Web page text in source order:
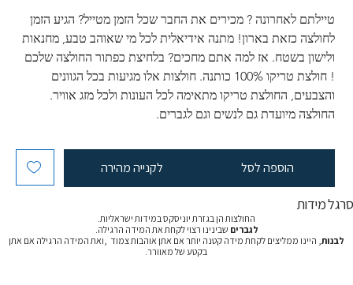
טיילתם לאחרונה ? מכירים את החבר שכל הזמן מטייל? הגיע הזמן
לחולצה כזאת בארון! מתנה אידיאלית לכל מי שאוהב טבע, מחנאות
ולישון בשטח. אז למה אתם מחכים? בלחיצת כפתור החולצה שלכם
! חולצת טריקו 100% כותנה. חולצות אלו מגיעות בכל הגוונים
והצבעים, החולצת טריקו מתאימה לכל העונות ולכל מזג אוויר.
החולצה מיועדת גם לנשים וגם לגברים.
הוספה לסל לקנייה מהירה
סרגל מידות
החולצות הן בגזרת יוניסקס במידות ישראליות.
לגברים שבינינו רצוי לקחת את המידה הרגילה.
לבנות, היינו ממליצים לקחת מידה קטנה יותר אם אתן אוהבות צמוד ,ואת המידה הרגילה אם אתן
בקטע של מאוורר.